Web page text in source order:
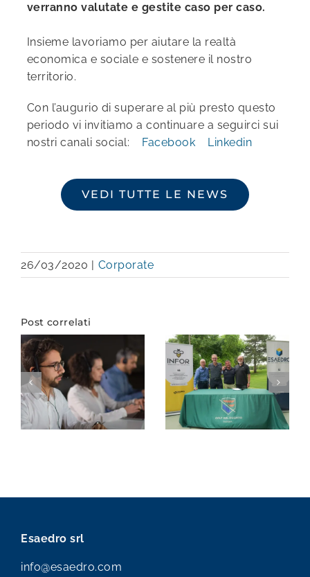
verranno valutate e gestite caso per caso.
Insieme lavoriamo per aiutare la realtà
economica e sociale e sostenere il nostro
territorio.
Con l’augurio di superare al più presto questo
periodo vi invitiamo a continuare a seguirci sui
nostri canali social: Facebook Linkedin
VEDI TUTTE LE NEWS
26/03/2020 Corporate
Post correlati
servizio
helpdesk
Gruppo Infor:
sport e team
building al
Golf del
Ducato di
Sala Baganza
Esaedro srl
info@esaedro.com